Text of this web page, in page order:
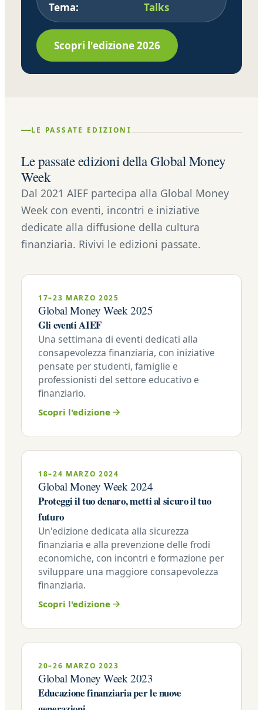
Tema:
Talks
Scopri l'edizione 2026
—LE PASSATE EDIZIONI
Le passate edizioni della Global Money
Week
Dal 2021 AIEF partecipa alla Global Money
Week con eventi, incontri e iniziative
dedicate alla diffusione della cultura
finanziaria. Rivivi le edizioni passate.
17–23 MARZO 2025
Global Money Week 2025
Gli eventi AIEF
Una settimana di eventi dedicati alla
consapevolezza finanziaria, con iniziative
pensate per studenti, famiglie e
professionisti del settore educativo e
finanziario.
Scopri l'edizione
18–24 MARZO 2024
Global Money Week 2024
Proteggi il tuo denaro, metti al sicuro il tuo
futuro
Un'edizione dedicata alla sicurezza
finanziaria e alla prevenzione delle frodi
economiche, con incontri e formazione per
sviluppare una maggiore consapevolezza
finanziaria.
Scopri l'edizione
20–26 MARZO 2023
Global Money Week 2023
Educazione finanziaria per le nuove